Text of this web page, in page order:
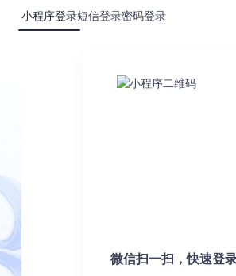
应。默认情况下，Kuri 基于 Clean
等，但你完全可以选择或自定义你需要的组
，让开发工作变得更轻松，更高效！
国签证预约神器自动抢号？2025最新免费工具全
】 【强力推荐】新B站粉丝牌助手：你的二次元亲
：GIFRefreshControl —— 带动图刷新的神奇控
：Sublime Text的HTML5代码片段神器
小程序登录短信登录密码登录
微信扫一扫，快速登